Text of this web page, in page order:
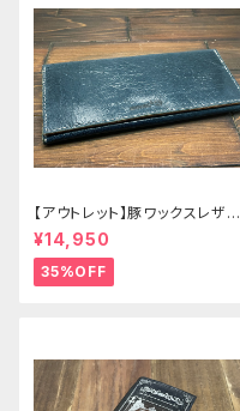
【アウトレット】豚ワックスレザー
のかぶせタイプの紳士長財布
¥14,950
35%OFF